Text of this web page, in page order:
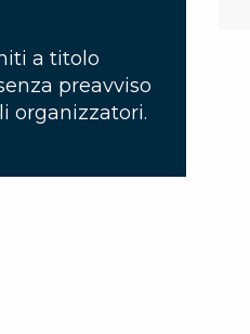
a titolo
preavviso
organizzatori.